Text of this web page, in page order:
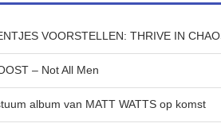
VOORSTELLEN: THRIVE IN
– Not All Men
album van MATT WATTS op komst